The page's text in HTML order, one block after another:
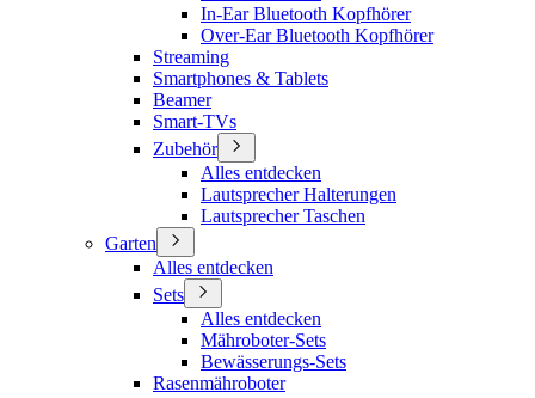
In-Ear Bluetooth Kopfhörer
Over-Ear Bluetooth Kopfhörer
Streaming
Smartphones & Tablets
Beamer
Smart-TVs
Zubehör
Alles entdecken
Lautsprecher Halterungen
Lautsprecher Taschen
Garten
Alles entdecken
Sets
Alles entdecken
Mähroboter-Sets
Bewässerungs-Sets
Rasenmähroboter